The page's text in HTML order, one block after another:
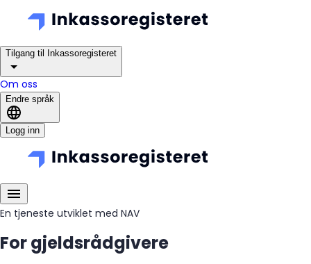
Tilgang til Inkassoregisteret
Om oss
Endre språk
Logg inn
En tjeneste utviklet med NAV
For gjeldsrådgivere